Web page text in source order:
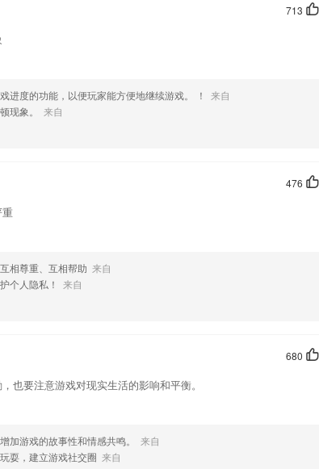
713
进度的功能，以便玩家能方便地继续游戏。 ！
来自
现象。
来自
476
相尊重、互相帮助 来自
个人隐私！
来自
680
也要注意游戏对现实生活的影响和平衡。
加游戏的故事性和情感共鸣。
来自
耍，建立游戏社交圈 来自